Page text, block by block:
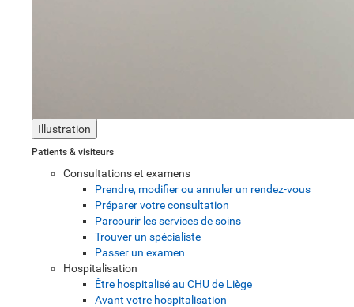
Illustration
Patients & visiteurs
Consultations et examens
Prendre, modifier ou annuler un rendez-vous
Préparer votre consultation
Parcourir les services de soins
Trouver un spécialiste
Passer un examen
Hospitalisation
Être hospitalisé au CHU de Liège
Avant votre hospitalisation